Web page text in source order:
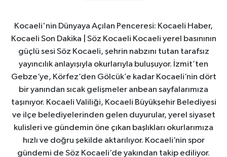
Kocaeli'nin Dünyaya Açılan Penceresi: Kocaeli Haber,
Kocaeli Son Dakika | Söz Kocaeli Kocaeli yerel basınının
güçlü sesi Söz Kocaeli, şehrin nabzını tutan tarafsız
yayıncılık anlayışıyla okurlarıyla buluşuyor. İzmit’ten
Gebze’ye, Körfez’den Gölcük’e kadar Kocaeli’nin dört
bir yanından sıcak gelişmeler anbean sayfalarımıza
taşınıyor. Kocaeli Valiliği, Kocaeli Büyükşehir Belediyesi
ve ilçe belediyelerinden gelen duyurular, yerel siyaset
kulisleri ve gündemin öne çıkan başlıkları okurlarımıza
hızlı ve doğru şekilde aktarılıyor. Kocaeli’nin spor
gündemi de Söz Kocaeli’de yakından takip ediliyor.